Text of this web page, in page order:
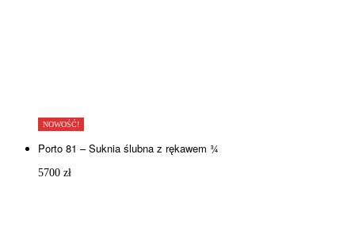
NOWOŚĆ!
Porto 81 – Suknia ślubna z rękawem ¾
5700 zł